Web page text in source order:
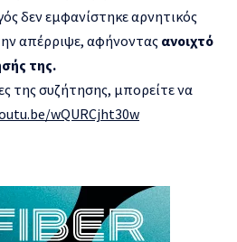
δεν εμφανίστηκε αρνητικός
απέρριψε, αφήνοντας ανοιχτό
της.
της συζήτησης, μπορείτε να
wQURCjht30w